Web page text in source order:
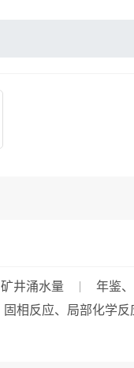
矿井涌水量 年鉴
固相反应、局部化学反